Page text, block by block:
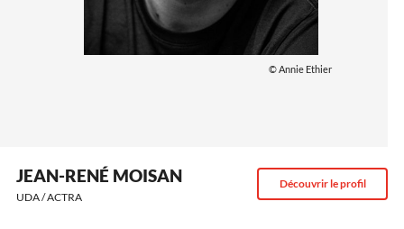
© Annie Ethier
JEAN-RENÉ MOISAN
UDA / ACTRA
Découvrir le profil